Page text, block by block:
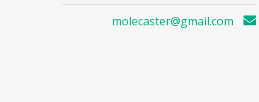
molecaster@gmail.com